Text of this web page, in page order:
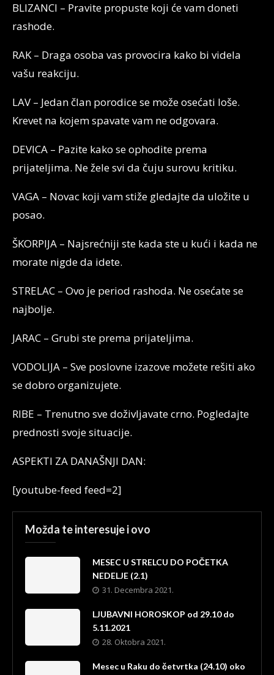
BLIZANCI – Pravite propuste koji će vam doneti
rashode.
RAK – Draga osoba vas provocira kako bi videla
vašu reakciju.
LAV – Jedan član porodice se može osećati loše.
Krevet na kojem spavate vam ne odgovara.
DEVICA – Pazite kako se ophodite prema
prijateljima. Ne žele svi da čuju surovu kritiku.
VAGA – Novac koji vam stiže gledajte da uložite u
posao.
ŠKORPIJA – Najsrećniji ste kada ste u kući i kada ne
morate nigde da idete.
STRELAC – Ovo je period rashoda. Ne osećate se
najbolje.
JARAC – Grubi ste prema prijateljima.
VODOLIJA – Sve poslovne izazove možete rešiti ako
se dobro organizujete.
RIBE – Trenutno sve doživljavate crno. Pogledajte
prednosti svoje situacije.
ASPEKTI ZA DANAŠNJI DAN:
[youtube-feed feed=2]
Možda te interesuje i ovo
MESEC U STRELCU DO POČETKA
NEDELJE (2.1)
31. Decembra 2021.
LJUBAVNI HOROSKOP od 29.10 do
5.11.2021
28. Oktobra 2021.
Mesec u Raku do četvrtka (24.10) oko